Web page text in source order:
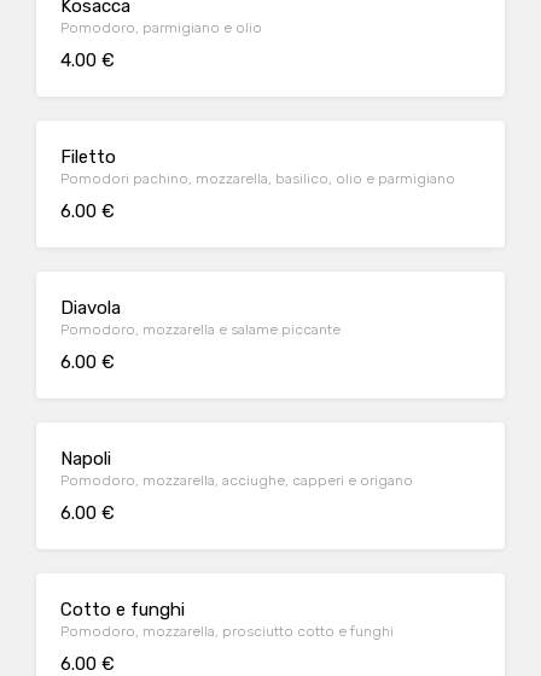
Kosacca
Pomodoro, parmigiano e olio
4.00 €
Filetto
Pomodori pachino, mozzarella, basilico, olio e parmigiano
6.00 €
Diavola
Pomodoro, mozzarella e salame piccante
6.00 €
Napoli
Pomodoro, mozzarella, acciughe, capperi e origano
6.00 €
Cotto e funghi
Pomodoro, mozzarella, prosciutto cotto e funghi
6.00 €